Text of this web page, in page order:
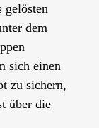
gelösten
dem
sich einen
zu sichern,
über die